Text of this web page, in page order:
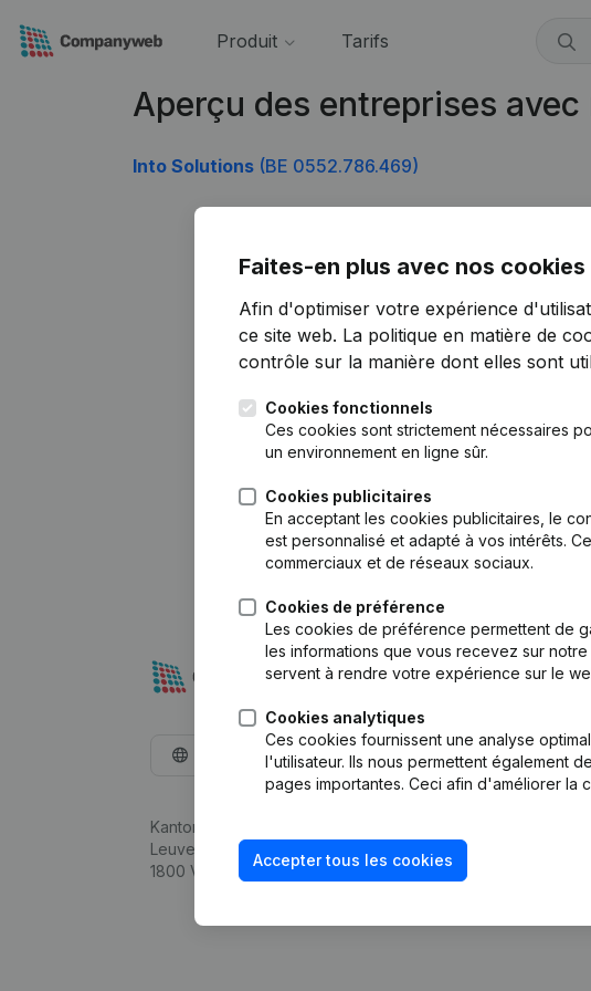
Produit Tarifs
Aperçu des entreprises
Into Solutions (BE 0552.786.469)
Faites-en plus avec nos cookies
Afin d'optimiser votre expérience
ce site web. La politique en matière de
contrôle sur la manière dont elles sont
Cookies fonctionnels
Ces cookies sont strictement nécessaires
un environnement en ligne sûr.
Cookies publicitaires
En acceptant les cookies publicitaires, le
est personnalisé et adapté à vos intérêts.
commerciaux et de réseaux sociaux.
Cookies de préférence
Les cookies de préférence permettent de
les informations que vous recevez sur
servent à rendre votre expérience sur le
Cookies analytiques
Ces cookies fournissent une analyse
l'utilisateur. Ils nous permettent également
pages importantes. Ceci afin d'améliorer la
Accepter tous les cookies
Français
Kantorenpark Everest
Leuvensesteenweg 248D,
1800 Vilvoorde